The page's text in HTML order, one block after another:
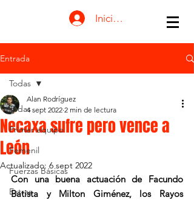
Iniciar sesión
Entrada
Todas
Primer equipo
Femenil
Fuerzas Básicas
Extras
Todas
Necaxa sufre pero vence a
León
Alan Rodríguez
4 sept 2022 2 min de lectura
Actualizado: 6 sept 2022
Con una buena actuación de Facundo
Batista y Milton Giménez, los Rayos